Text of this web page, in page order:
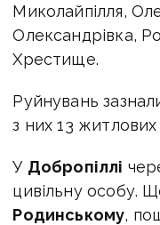
Миколайпілля,
Олександрівка,
Хрестище.
Руйнувань
з них 13 житлових
У Добропіллі
цивільну особу.
Родинському,